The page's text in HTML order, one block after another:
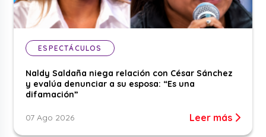
ESPECTÁCULOS
Naldy Saldaña niega relación con César Sánchez
y evalúa denunciar a su esposa: “Es una
difamación”
07 Ago 2026 Leer más